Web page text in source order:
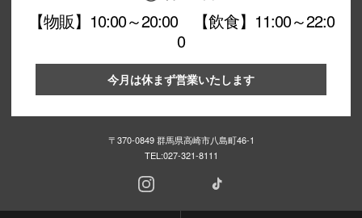
【物販】10:00～20:00 【飲食】11:00～22:0
0
今月は休まず営業いたします
〒370-0849 群馬県高崎市八島町46-1
TEL:027-321-8111